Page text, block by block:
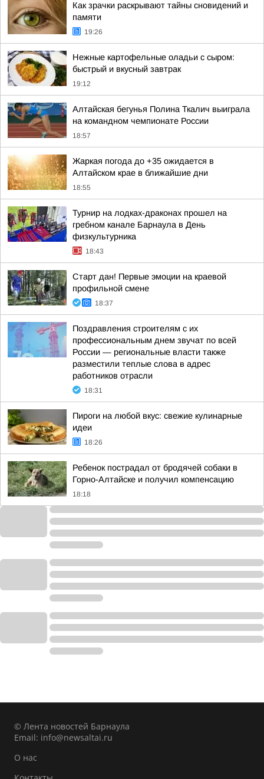
Как зрачки раскрывают тайны сновидений и
памяти
19:26
Нежные картофельные оладьи с сыром:
быстрый и вкусный завтрак
19:12
Алтайская бегунья Полина Ткалич выиграла
на командном чемпионате России
18:57
Жаркая погода до +35 ожидается в
Алтайском крае в ближайшие дни
18:55
Турнир на лодках-драконах прошел на
гребном канале Барнаула в День
физкультурника
18:43
Старт дан! Первые эмоции на краевой
профильной смене
18:37
Поздравления строителям с их
профессиональным днем звучат по всей
России — региональные власти также
разместили теплые слова в адрес
работников отрасли
18:31
Пироги на любой вкус: свежие кулинарные
идеи
18:26
Ребенок пострадал от бродячей собаки в
Горно-Алтайске и получил компенсацию
18:18
© Лента новостей Барнаула
Email: info@newsaltai.ru
О нас